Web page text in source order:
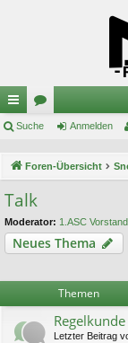
ch
llz
ug
riff
or
Suche Anmelden
Foren-Übersicht
Talk
Moderator: 1.ASC Vorstand
Neues Thema
Themen
Regelkunde
Letzter Beitrag